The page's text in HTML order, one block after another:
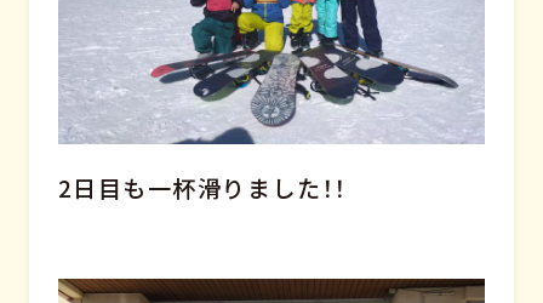
2日目も一杯滑りました！！